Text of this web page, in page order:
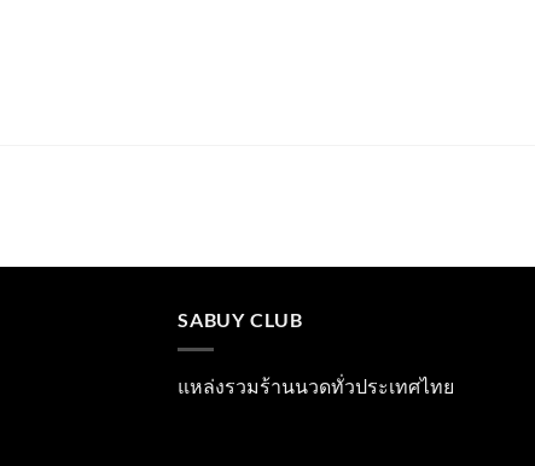
SABUY CLUB
แหล่งรวมร้านนวดทั่วประเทศไทย